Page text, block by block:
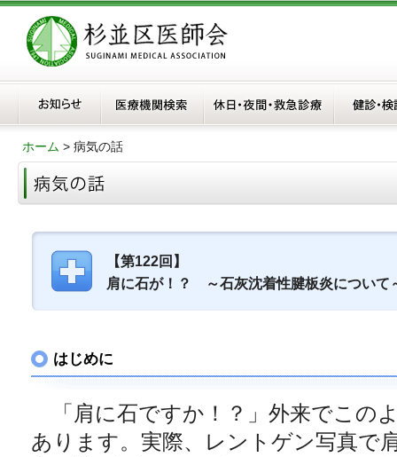
ホーム > 病気の話
【第122回】
肩に石が！？ ～石灰沈着性腱板炎について
はじめに
「肩に石ですか！？」外来でこの
あります。実際、レントゲン写真で